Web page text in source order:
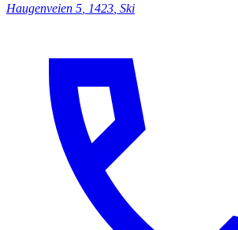
Haugenveien 5 1423 Ski